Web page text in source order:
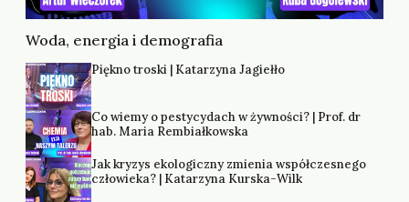
Woda, energia i demografia
Piękno troski | Katarzyna Jagiełło
Co wiemy o pestycydach w żywności? | Prof. dr
hab. Maria Rembiałkowska
Jak kryzys ekologiczny zmienia współczesnego
człowieka? | Katarzyna Kurska-Wilk